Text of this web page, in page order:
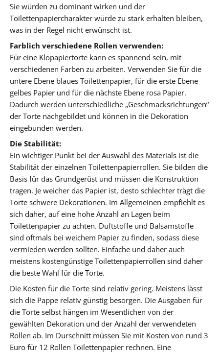
Sie würden zu dominant wirken und der
Toilettenpapiercharakter würde zu stark erhalten bleiben,
was in der Regel nicht erwünscht ist.
Farblich verschiedene Rollen verwenden:
Für eine Klopapiertorte kann es spannend sein, mit
verschiedenen Farben zu arbeiten. Verwenden Sie für die
untere Ebene blaues Toilettenpapier, für die erste Ebene
gelbes Papier und für die nächste Ebene rosa Papier.
Dadurch werden unterschiedliche „Geschmacksrichtungen“
der Torte nachgebildet und können in die Dekoration
eingebunden werden.
Die Stabilität:
Ein wichtiger Punkt bei der Auswahl des Materials ist die
Stabilität der einzelnen Toilettenpapierrollen. Sie bilden die
Basis für das Grundgerüst und müssen die Konstruktion
tragen. Je weicher das Papier ist, desto schlechter trägt die
Torte schwere Dekorationen. Im Allgemeinen empfiehlt es
sich daher, auf eine hohe Anzahl an Lagen beim
Toilettenpapier zu achten. Duftstoffe und Balsamstoffe
sind oftmals bei weichem Papier zu finden, sodass diese
vermieden werden sollten. Einfache und daher auch
meistens kostengünstige Toilettenpapierrollen sind daher
die beste Wahl für die Torte.
Die Kosten für die Torte sind relativ gering. Meistens lässt
sich die Pappe relativ günstig besorgen. Die Ausgaben für
die Torte selbst hängen im Wesentlichen von der
gewählten Dekoration und der Anzahl der verwendeten
Rollen ab. Im Durschnitt müssen Sie mit Kosten von rund 3
Euro für 12 Rollen Toilettenpapier rechnen. Eine